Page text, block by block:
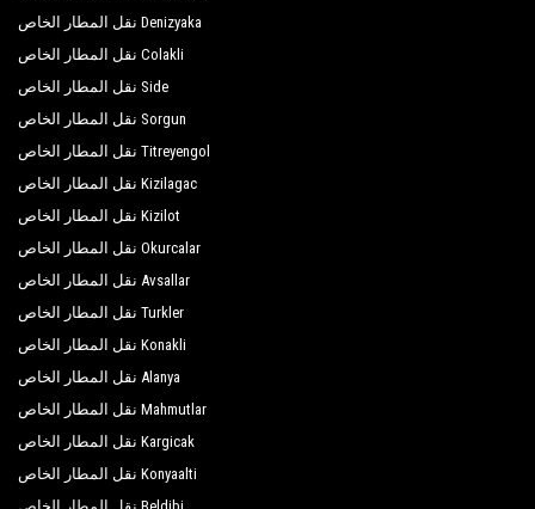
Denizyaka نقل المطار الخاص
Colakli نقل المطار الخاص
Side نقل المطار الخاص
Sorgun نقل المطار الخاص
Titreyengol نقل المطار الخاص
Kizilagac نقل المطار الخاص
Kizilot نقل المطار الخاص
Okurcalar نقل المطار الخاص
Avsallar نقل المطار الخاص
Turkler نقل المطار الخاص
Konakli نقل المطار الخاص
Alanya نقل المطار الخاص
Mahmutlar نقل المطار الخاص
Kargicak نقل المطار الخاص
Konyaalti نقل المطار الخاص